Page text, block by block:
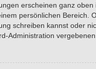
erscheinen ganz
persönlichen Bereich.
schreiben kannst oder
Administration